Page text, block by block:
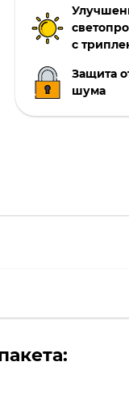
с
Защита
шума